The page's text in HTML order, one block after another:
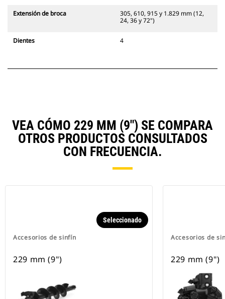
Extensión de broca
305, 610, 915 y 1.829 mm (12,
24, 36 y 72")
Dientes 4
VEA CÓMO 229 MM (9") SE COMPARA
OTROS PRODUCTOS CONSULTADOS
CON FRECUENCIA.
Accesorios de sinfín
Seleccionado
229 mm (9")
Accesorios de
229 mm (9")